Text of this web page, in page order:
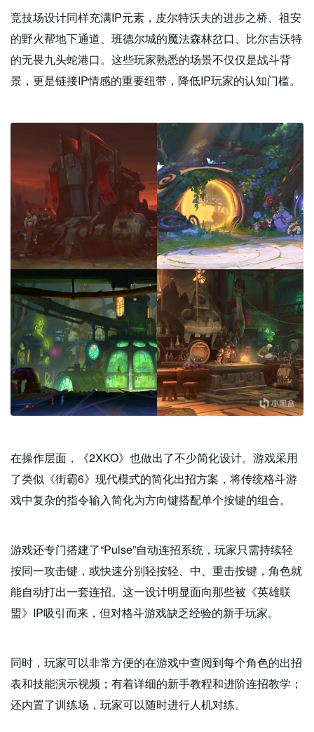
竞技场设计同样充满IP元素，皮尔特沃夫的进步之桥、祖安
的野火帮地下通道、班德尔城的魔法森林岔口、比尔吉沃特
的无畏九头蛇港口。这些玩家熟悉的场景不仅仅是战斗背
景，更是链接IP情感的重要纽带，降低IP玩家的认知门槛。
在操作层面，《2XKO》也做出了不少简化设计。游戏采用
了类似《街霸6》现代模式的简化出招方案，将传统格斗游
戏中复杂的指令输入简化为方向键搭配单个按键的组合。
游戏还专门搭建了“Pulse”自动连招系统，玩家只需持续轻
按同一攻击键，或快速分别轻按轻、中、重击按键，角色就
能自动打出一套连招。这一设计明显面向那些被《英雄联
盟》IP吸引而来，但对格斗游戏缺乏经验的新手玩家。
同时，玩家可以非常方便的在游戏中查阅到每个角色的出招
表和技能演示视频；有着详细的新手教程和进阶连招教学；
还内置了训练场，玩家可以随时进行人机对练。